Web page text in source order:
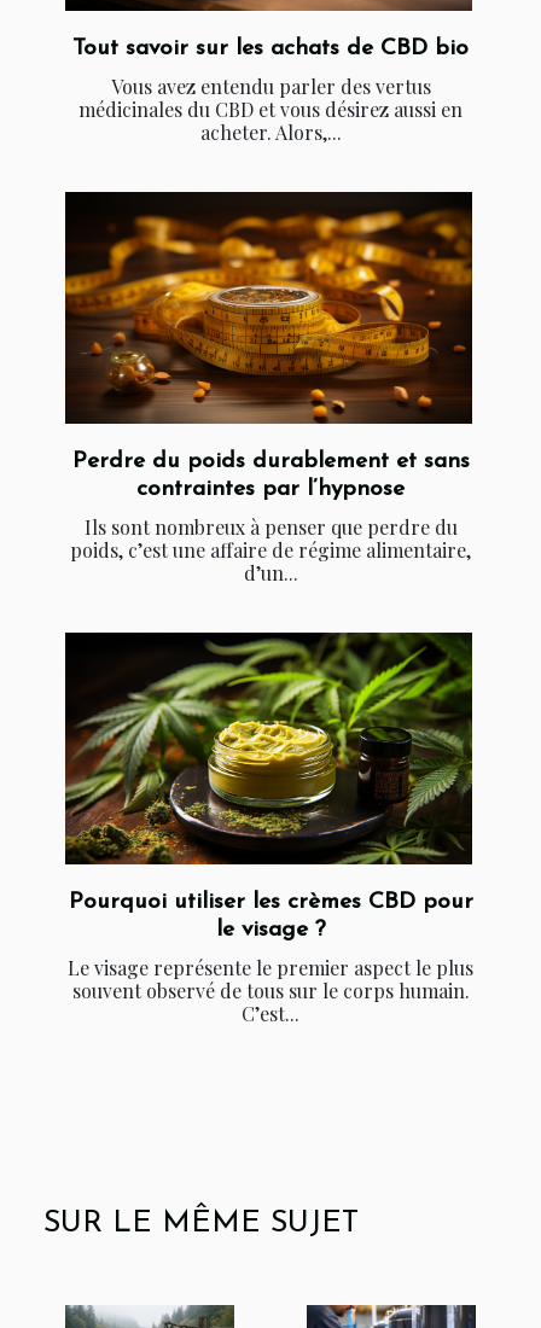
Tout savoir sur les achats de CBD bio
Vous avez entendu parler des vertus
médicinales du CBD et vous désirez aussi en
acheter. Alors,...
Perdre du poids durablement et sans
contraintes par l’hypnose
Ils sont nombreux à penser que perdre du
poids, c’est une affaire de régime alimentaire,
d’un...
Pourquoi utiliser les crèmes CBD pour
le visage ?
Le visage représente le premier aspect le plus
souvent observé de tous sur le corps humain.
C’est...
SUR LE MÊME SUJET